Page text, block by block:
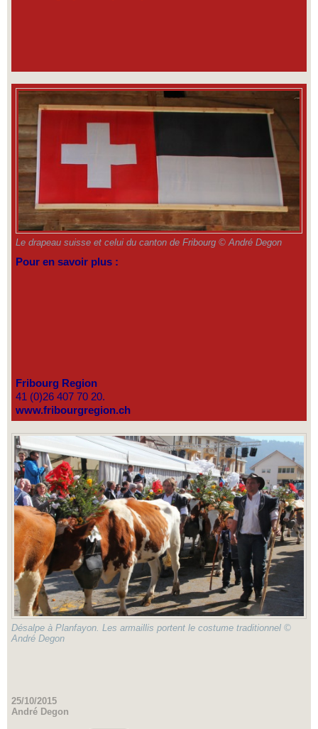
Le drapeau suisse et celui du canton de Fribourg © André Degon
Pour en savoir plus :
Fribourg Region
41 (0)26 407 70 20.
www.fribourgregion.ch
Désalpe à Planfayon. Les armaillis portent le costume traditionnel ©
André Degon
25/10/2015
André Degon